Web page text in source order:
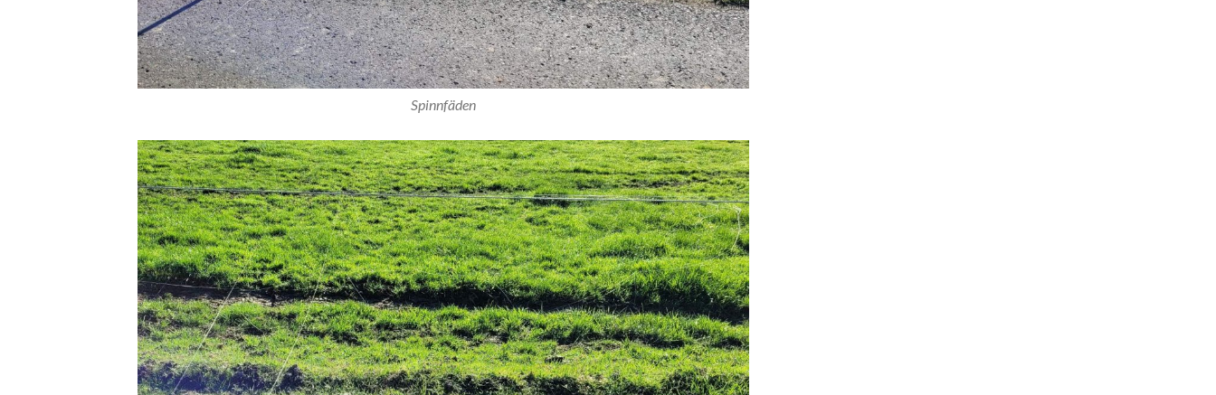
Spinnfäden